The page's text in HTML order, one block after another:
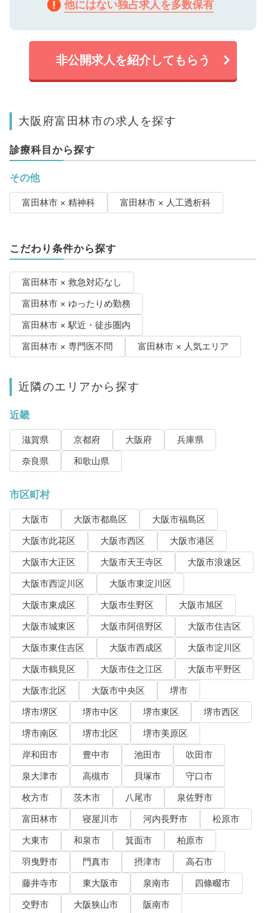
他にはない独占求人を多数保有
非公開求人を紹介してもらう
大阪府富田林市の求人を探す
診療科目から探す
その他
富田林市 × 精神科 富田林市 × 人工透析科
こだわり条件から探す
富田林市 × 救急対応なし
富田林市 × ゆったりめ勤務
富田林市 × 駅近・徒歩圏内
富田林市 × 専門医不問
富田林市 × 人気エリア
近隣のエリアから探す
近畿
滋賀県 京都府 大阪府
兵庫県
奈良県
和歌山県
市区町村
大阪市 大阪市都島区
大阪市福島区
大阪市此花区
大阪市西区
大阪市港区
大阪市大正区
大阪市天王寺区
大阪市浪速区
大阪市西淀川区
大阪市東淀川区
大阪市東成区
大阪市生野区
大阪市旭区
大阪市城東区
大阪市阿倍野区
大阪市住吉区
大阪市東住吉区
大阪市西成区
大阪市淀川区
大阪市鶴見区
大阪市住之江区
大阪市平野区
大阪市北区
大阪市中央区
堺市
堺市堺区
堺市中区 堺市東区
堺市西区
堺市南区
堺市北区
堺市美原区
岸和田市
豊中市 池田市
吹田市
泉大津市
高槻市 貝塚市
守口市
枚方市
茨木市 八尾市
泉佐野市
富田林市
寝屋川市 河内長野市
松原市
大東市
和泉市 箕面市
柏原市
羽曳野市
門真市 摂津市
高石市
藤井寺市
東大阪市 泉南市
四條畷市
交野市
大阪狭山市
阪南市